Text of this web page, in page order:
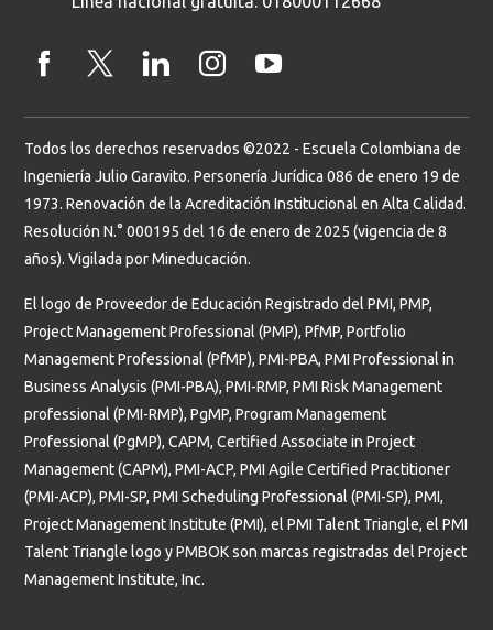
Todos los derechos reservados ©2022 - Escuela Colombiana de
Ingeniería Julio Garavito. Personería Jurídica 086 de enero 19 de
1973. Renovación de la Acreditación Institucional en Alta Calidad.
Resolución N.° 000195 del 16 de enero de 2025 (vigencia de 8
años). Vigilada por Mineducación.
El logo de Proveedor de Educación Registrado del PMI, PMP,
Project Management Professional (PMP), PfMP, Portfolio
Management Professional (PfMP), PMI-PBA, PMI Professional in
Business Analysis (PMI-PBA), PMI-RMP, PMI Risk Management
professional (PMI-RMP), PgMP, Program Management
Professional (PgMP), CAPM, Certified Associate in Project
Management (CAPM), PMI-ACP, PMI Agile Certified Practitioner
(PMI-ACP), PMI-SP, PMI Scheduling Professional (PMI-SP), PMI,
Project Management Institute (PMI), el PMI Talent Triangle, el PMI
Talent Triangle logo y PMBOK son marcas registradas del Project
Management Institute, Inc.